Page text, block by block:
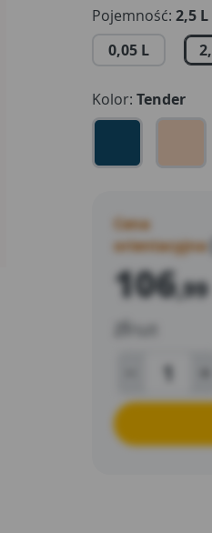
rozprowadza, nie
do 16m2/l.
normy odnośnie
Pojemność: 2,5 L
0,05 L
Kolor: Tender
Cena
orientacyjna
106,99
zł /szt